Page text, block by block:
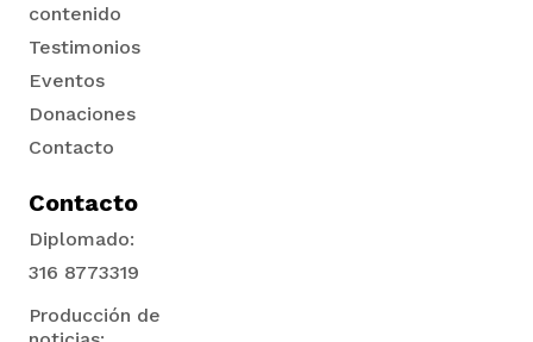
contenido
Testimonios
Eventos
Donaciones
Contacto
Contacto
Diplomado:
316 8773319
Producción de